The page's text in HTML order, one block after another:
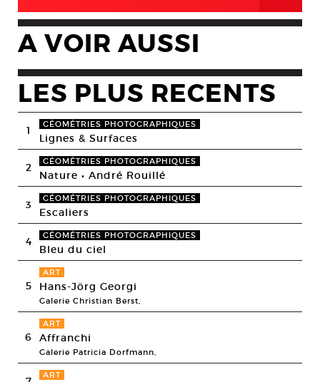
A VOIR AUSSI
LES PLUS RECENTS
1 GÉOMÉTRIES PHOTOGRAPHIQUES
Lignes & Surfaces
2 GÉOMÉTRIES PHOTOGRAPHIQUES
Nature • André Rouillé
3 GÉOMÉTRIES PHOTOGRAPHIQUES
Escaliers
4 GÉOMÉTRIES PHOTOGRAPHIQUES
Bleu du ciel
5
ART
Hans-Jörg Georgi
Galerie Christian Berst,
6
ART
Affranchi
Galerie Patricia Dorfmann,
ART